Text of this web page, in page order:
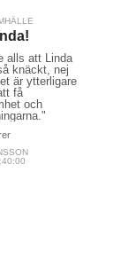
alls att Linda
knäckt, nej
är ytterligare
få
och